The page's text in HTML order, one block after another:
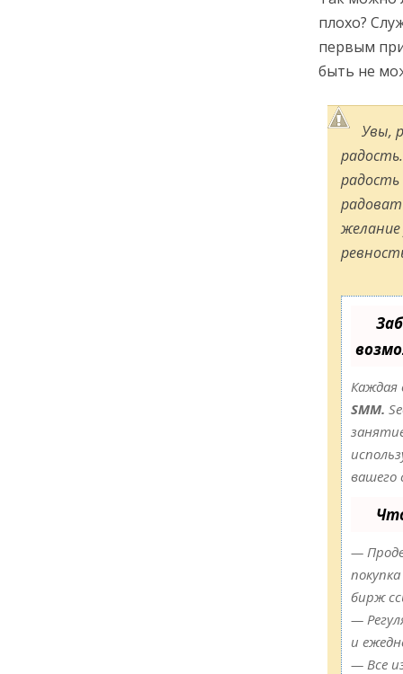
плохо?
первым
быть не
Увы,
Каждая
SMM.
вашего
—
бирж
—
и
— Все